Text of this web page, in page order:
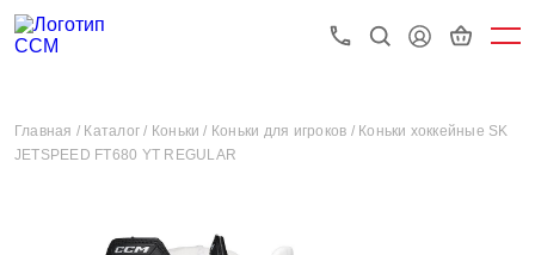
Главная / Каталог / Коньки / Коньки для игроков / Коньки хоккейные SK
JETSPEED FT680 YT REGULAR